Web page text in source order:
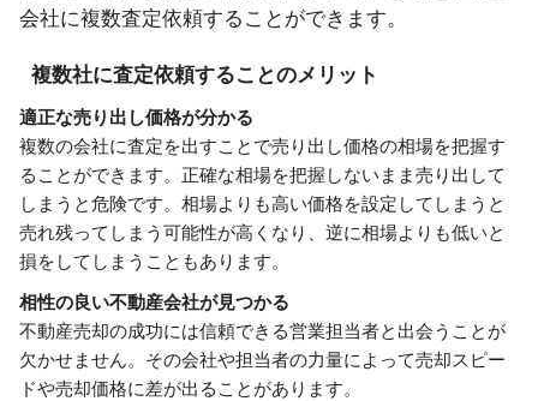
会社に複数査定依頼することができます。
複数社に査定依頼することのメリット
適正な売り出し価格が分かる
複数の会社に査定を出すことで売り出し価格の相場を把握す
ることができます。正確な相場を把握しないまま売り出して
しまうと危険です。相場よりも高い価格を設定してしまうと
売れ残ってしまう可能性が高くなり、逆に相場よりも低いと
損をしてしまうこともあります。
相性の良い不動産会社が見つかる
不動産売却の成功には信頼できる営業担当者と出会うことが
欠かせません。その会社や担当者の力量によって売却スピー
ドや売却価格に差が出ることがあります。